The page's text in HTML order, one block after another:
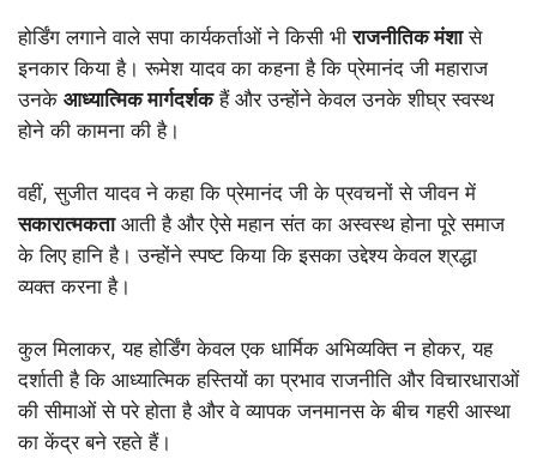
होर्डिंग लगाने वाले सपा कार्यकर्ताओं ने किसी भीराजनीतिक मंशासे
इनकार किया है। रूमेश यादव का कहना है कि प्रेमानंद जी महाराज
उनके आध्यात्मिक मार्गदर्शकहैं और उन्होंने केवल उनके शीघ्र स्वस्थ
होने की कामना की है।
वहीं, सुजीत यादव ने कहा कि प्रेमानंद जी के प्रवचनों से जीवन में
सकारात्मकताआती है और ऐसे महान संत का अस्वस्थ होना पूरे समाज
के लिए हानि है। उन्होंने स्पष्ट किया कि इसका उद्देश्य केवल श्रद्धा
व्यक्त करना है।
कुल मिलाकर, यह होर्डिंग केवल एक धार्मिक अभिव्यक्ति न होकर, यह
दर्शाती है कि आध्यात्मिक हस्तियों का प्रभाव राजनीति और विचारधाराओं
की सीमाओं से परे होता है और वे व्यापक जनमानस के बीच गहरी आस्था
का केंद्र बने रहते हैं।